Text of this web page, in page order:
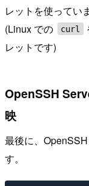
レットを使ってい
(Linux での
curl
レットです)
OpenSSH
映
最後に、
す。